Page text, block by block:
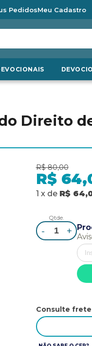
PedidosMeu Cadastro
Direito
R$ 80,00
R$
1 x de R$
Qtde.
- +
Consulte